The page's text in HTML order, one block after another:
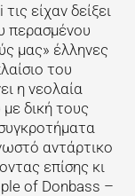
είχαν δείξει
περασμένου
μας» έλληνες
του
η νεολαία
δική τους
αντάρτικο
επίσης κι
of Donbass –